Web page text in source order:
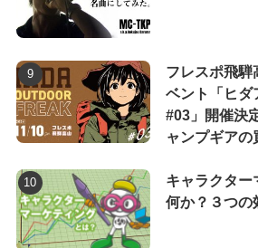
フレスポ飛騨
ベント「ヒダ
#03」開催決
ャンプギアの
キャラクター
何か？３つの